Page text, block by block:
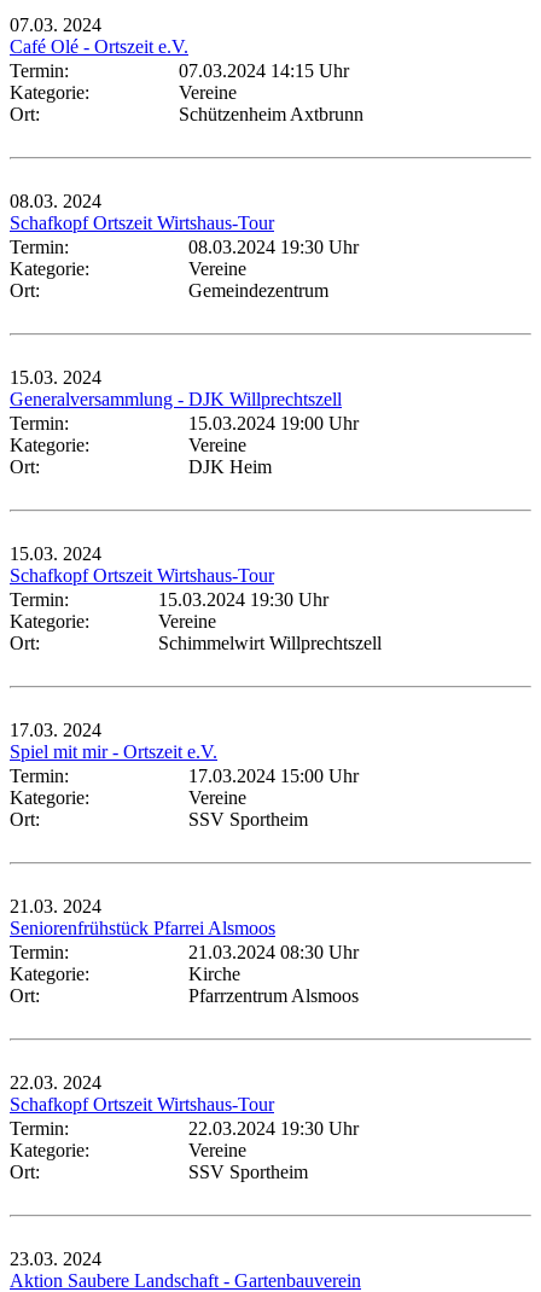
07.03. 2024
Café Olé - Ortszeit e.V.
Termin:
07.03.2024 14:15 Uhr
Kategorie:
Vereine
Ort:
Schützenheim Axtbrunn
08.03. 2024
Schafkopf Ortszeit Wirtshaus-Tour
Termin:
08.03.2024 19:30 Uhr
Kategorie:
Vereine
Ort:
Gemeindezentrum
15.03. 2024
Generalversammlung - DJK Willprechtszell
Termin:
15.03.2024 19:00 Uhr
Kategorie:
Vereine
Ort:
DJK Heim
15.03. 2024
Schafkopf Ortszeit Wirtshaus-Tour
Termin:
15.03.2024 19:30 Uhr
Kategorie:
Vereine
Ort:
Schimmelwirt Willprechtszell
17.03. 2024
Spiel mit mir - Ortszeit e.V.
Termin:
17.03.2024 15:00 Uhr
Kategorie:
Vereine
Ort:
SSV Sportheim
21.03. 2024
Seniorenfrühstück Pfarrei Alsmoos
Termin:
21.03.2024 08:30 Uhr
Kategorie:
Kirche
Ort:
Pfarrzentrum Alsmoos
22.03. 2024
Schafkopf Ortszeit Wirtshaus-Tour
Termin:
22.03.2024 19:30 Uhr
Kategorie:
Vereine
Ort:
SSV Sportheim
23.03. 2024
Aktion Saubere Landschaft - Gartenbauverein